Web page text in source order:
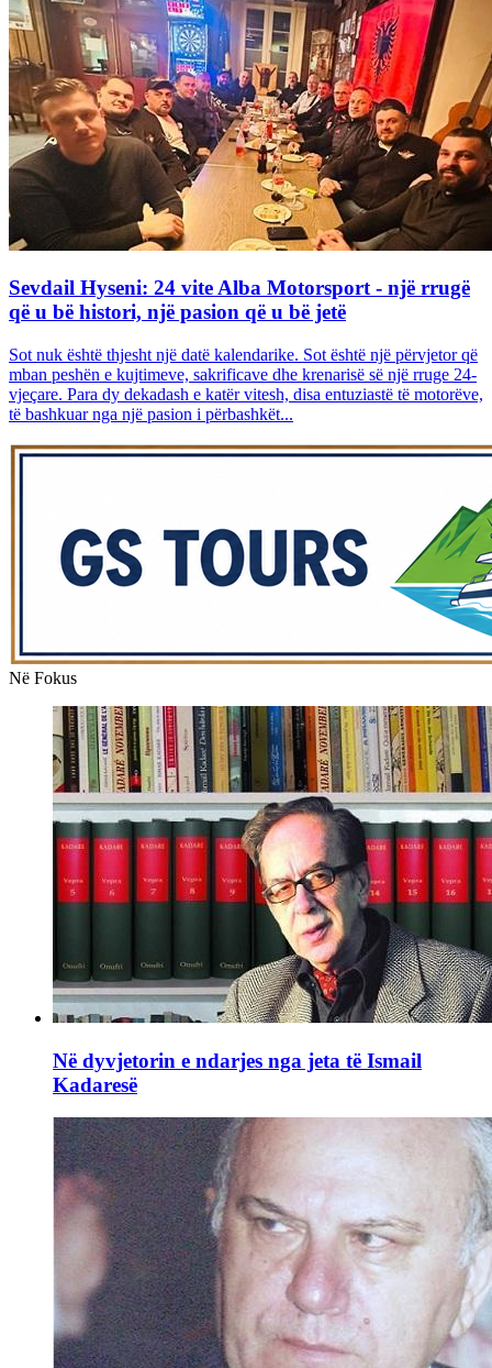
Sevdail Hyseni: 24 vite Alba Motorsport - një rrugë
që u bë histori, një pasion që u bë jetë
Sot nuk është thjesht një datë kalendarike. Sot është një përvjetor që
mban peshën e kujtimeve, sakrificave dhe krenarisë së një rruge 24-
vjeçare. Para dy dekadash e katër vitesh, disa entuziastë të motorëve,
të bashkuar nga një pasion i përbashkët...
Në Fokus
Në dyvjetorin e ndarjes nga jeta të Ismail
Kadaresë